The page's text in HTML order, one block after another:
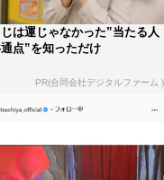
は運じゃなかった”当たる人
点”を知っただけ
PR(合同会社デジタルファーム )